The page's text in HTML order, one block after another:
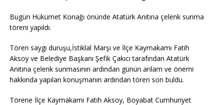
Bugün Hükümet Konağı önünde Atatürk Anıtına çelenk sunma
töreni yapıldı.
Tören saygı duruşu,İstiklal Marşı ve İlçe Kaymakamı Fatih
Aksoy ve Belediye Başkanı Şefik Çakıcı tarafından Atatürk
Anıtına çelenk sunmasının ardından günün anlam ve önemi
hakkında yapılan konuşmanın ardından tören son buldu.
Törene İlçe Kaymakamı Fatih Aksoy, Boyabat Cumhuriyet